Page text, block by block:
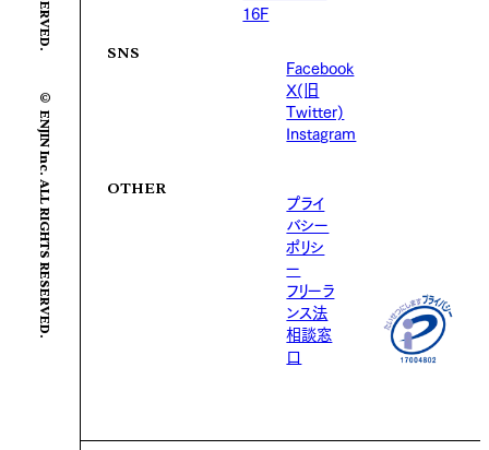
© ENJIN Inc. ALL RIGHTS RESERVED.
16F
SNS
Facebook
X(旧
Twitter)
Instagram
OTHER
プライ
バシー
ポリシ
ー
フリーラ
ンス法
相談窓
口